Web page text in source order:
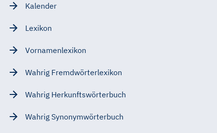
Kalender
Lexikon
Vornamenlexikon
Wahrig Fremdwörterlexikon
Wahrig Herkunftswörterbuch
Wahrig Synonymwörterbuch